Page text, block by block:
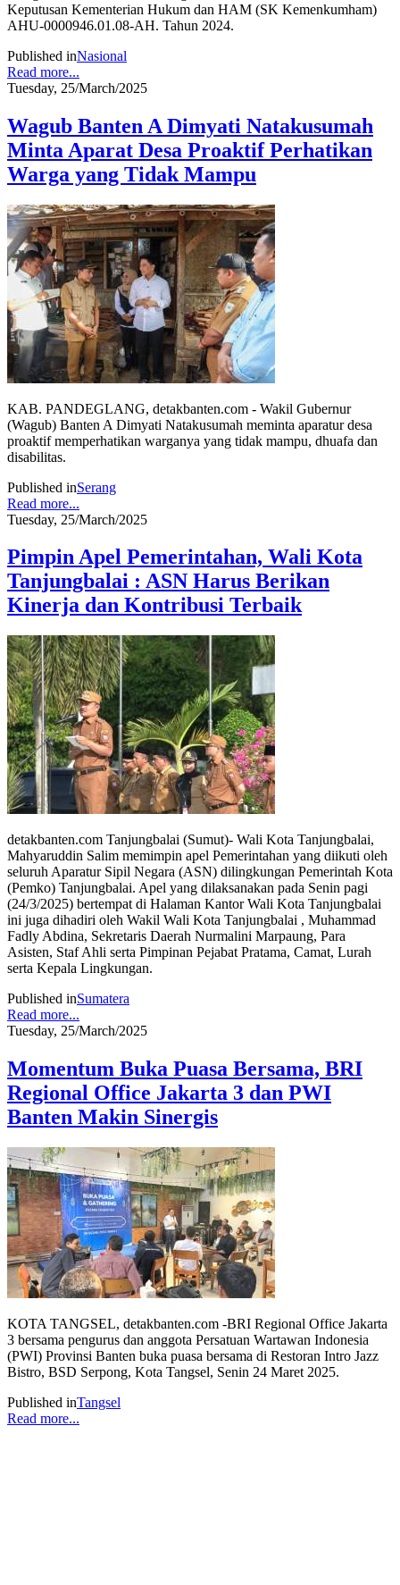
Keputusan Kementerian Hukum dan HAM (SK Kemenkumham)
AHU-0000946.01.08-AH. Tahun 2024.
Published inNasional
Read more...
Tuesday, 25/March/2025
Wagub Banten A Dimyati Natakusumah
Minta Aparat Desa Proaktif Perhatikan
Warga yang Tidak Mampu
KAB. PANDEGLANG, detakbanten.com - Wakil Gubernur
(Wagub) Banten A Dimyati Natakusumah meminta aparatur desa
proaktif memperhatikan warganya yang tidak mampu, dhuafa dan
disabilitas.
Published inSerang
Read more...
Tuesday, 25/March/2025
Pimpin Apel Pemerintahan, Wali Kota
Tanjungbalai : ASN Harus Berikan
Kinerja dan Kontribusi Terbaik
detakbanten.com Tanjungbalai (Sumut)- Wali Kota Tanjungbalai,
Mahyaruddin Salim memimpin apel Pemerintahan yang diikuti oleh
seluruh Aparatur Sipil Negara (ASN) dilingkungan Pemerintah Kota
(Pemko) Tanjungbalai. Apel yang dilaksanakan pada Senin pagi
(24/3/2025) bertempat di Halaman Kantor Wali Kota Tanjungbalai
ini juga dihadiri oleh Wakil Wali Kota Tanjungbalai , Muhammad
Fadly Abdina, Sekretaris Daerah Nurmalini Marpaung, Para
Asisten, Staf Ahli serta Pimpinan Pejabat Pratama, Camat, Lurah
serta Kepala Lingkungan.
Published inSumatera
Read more...
Tuesday, 25/March/2025
Momentum Buka Puasa Bersama, BRI
Regional Office Jakarta 3 dan PWI
Banten Makin Sinergis
KOTA TANGSEL, detakbanten.com -BRI Regional Office Jakarta
3 bersama pengurus dan anggota Persatuan Wartawan Indonesia
(PWI) Provinsi Banten buka puasa bersama di Restoran Intro Jazz
Bistro, BSD Serpong, Kota Tangsel, Senin 24 Maret 2025.
Published inTangsel
Read more...